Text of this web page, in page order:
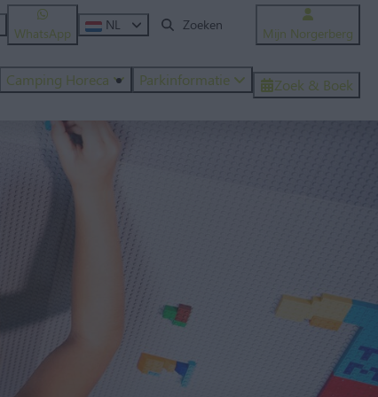
WhatsApp
NL
Mijn Norgerberg
Camping Horeca Parkinformatie Zoek & Boek